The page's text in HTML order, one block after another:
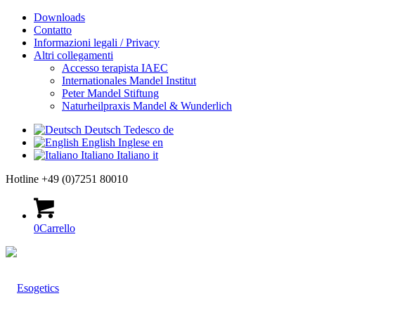
Downloads
Contatto
Informazioni legali / Privacy
Altri collegamenti
Accesso terapista IAEC
Internationales Mandel Institut
Peter Mandel Stiftung
Naturheilpraxis Mandel & Wunderlich
Deutsch Tedesco de
English Inglese en
Italiano Italiano it
Hotline +49 (0)7251 80010
0Carrello